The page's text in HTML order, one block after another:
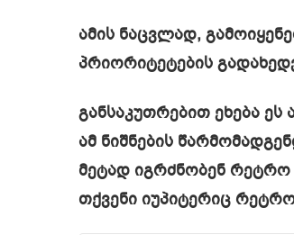
ამის ნაცვლად,
პრიორიტეტების
განსაკუთრებით ეხება
ამ ნიშნების
მეტად იგრძნობენ რეტრო
თქვენი იუპიტერიც